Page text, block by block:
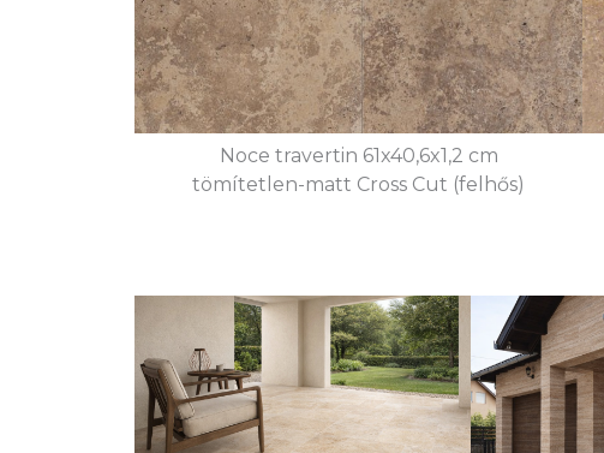
Noce travertin 61x40,6x1,2 cm
tömítetlen-matt Cross Cut (felhős)